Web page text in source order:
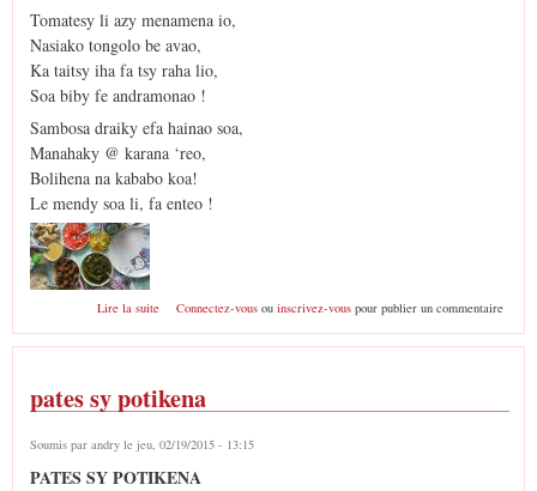
Tomatesy li azy menamena io,
Nasiako tongolo be avao,
Ka taitsy iha fa tsy raha lio,
Soa biby fe andramonao !
Sambosa draiky efa hainao soa,
Manahaky @ karana ‘reo,
Bolihena na kababo koa!
Le mendy soa li, fa enteo !
Lire la suite de Toy li raha zao
Connectez-vousou inscrivez-vouspour publier un commentaire
pates sy potikena
Soumis par andry le jeu, 02/19/2015 - 13:15
PATES SY POTIKENA